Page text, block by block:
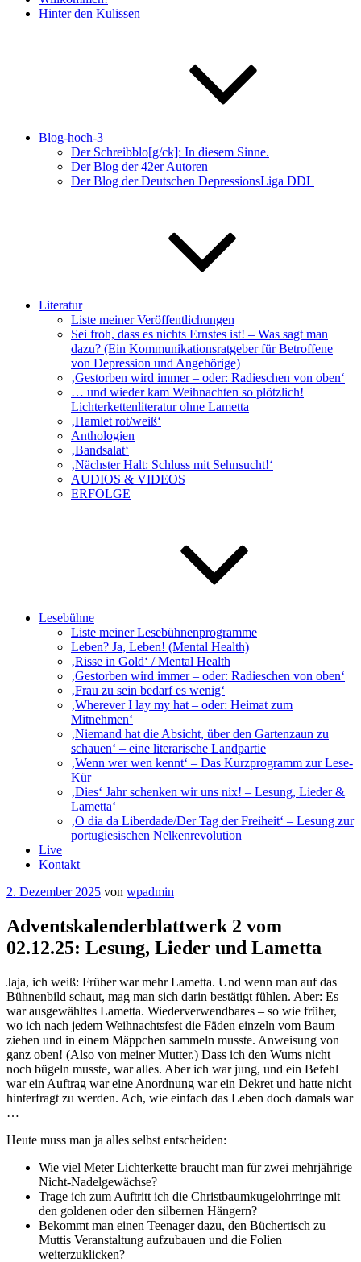
Hinter den Kulissen
Blog-hoch-3
Der Schreibblo[g/ck]: In diesem Sinne.
Der Blog der 42er Autoren
Der Blog der Deutschen DepressionsLiga DDL
Literatur
Liste meiner Veröffentlichungen
Sei froh, dass es nichts Ernstes ist! – Was sagt man
dazu? (Ein Kommunikationsratgeber für Betroffene
von Depression und Angehörige)
‚Gestorben wird immer – oder: Radieschen von oben‘
… und wieder kam Weihnachten so plötzlich!
Lichterkettenliteratur ohne Lametta
‚Hamlet rot/weiß‘
Anthologien
‚Bandsalat‘
‚Nächster Halt: Schluss mit Sehnsucht!‘
AUDIOS & VIDEOS
ERFOLGE
Lesebühne
Liste meiner Lesebühnenprogramme
Leben? Ja, Leben! (Mental Health)
‚Risse in Gold‘ / Mental Health
‚Gestorben wird immer – oder: Radieschen von oben‘
‚Frau zu sein bedarf es wenig‘
‚Wherever I lay my hat – oder: Heimat zum
Mitnehmen‘
‚Niemand hat die Absicht, über den Gartenzaun zu
schauen‘ – eine literarische Landpartie
‚Wenn wer wen kennt‘ – Das Kurzprogramm zur Lese-
Kür
‚Dies‘ Jahr schenken wir uns nix! – Lesung, Lieder &
Lametta‘
‚O dia da Liberdade/Der Tag der Freiheit‘ – Lesung zur
portugiesischen Nelkenrevolution
Live
Kontakt
Veröffentlicht
2. Dezember 2025 von wpadmin
Adventskalenderblattwerk 2 vom
02.12.25: Lesung, Lieder und Lametta
Jaja, ich weiß: Früher war mehr Lametta. Und wenn man auf das
Bühnenbild schaut, mag man sich darin bestätigt fühlen. Aber: Es
war ausgewähltes Lametta. Wiederverwendbares – so wie früher,
wo ich nach jedem Weihnachtsfest die Fäden einzeln vom Baum
ziehen und in einem Mäppchen sammeln musste. Anweisung von
ganz oben! (Also von meiner Mutter.) Dass ich den Wums nicht
noch bügeln musste, war alles. Aber ich war jung, und ein Befehl
war ein Auftrag war eine Anordnung war ein Dekret und hatte nicht
hinterfragt zu werden. Ach, wie einfach das Leben doch damals war
…
Heute muss man ja alles selbst entscheiden:
Wie viel Meter Lichterkette braucht man für zwei mehrjährige
Nicht-Nadelgewächse?
Trage ich zum Auftritt ich die Christbaumkugelohrringe mit
den goldenen oder den silbernen Hängern?
Bekommt man einen Teenager dazu, den Büchertisch zu
Muttis Veranstaltung aufzubauen und die Folien
weiterzuklicken?